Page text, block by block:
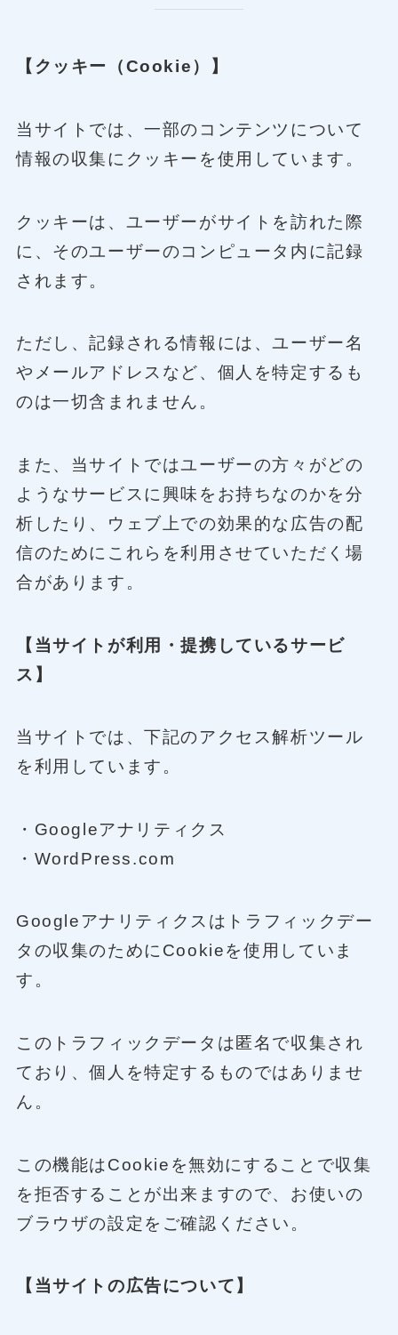
【クッキー（Cookie）】
当サイトでは、一部のコンテンツについて
情報の収集にクッキーを使用しています。
クッキーは、ユーザーがサイトを訪れた際
に、そのユーザーのコンピュータ内に記録
されます。
ただし、記録される情報には、ユーザー名
やメールアドレスなど、個人を特定するも
のは一切含まれません。
また、当サイトではユーザーの方々がどの
ようなサービスに興味をお持ちなのかを分
析したり、ウェブ上での効果的な広告の配
信のためにこれらを利用させていただく場
合があります。
【当サイトが利用・提携しているサービ
ス】
当サイトでは、下記のアクセス解析ツール
を利用しています。
・Googleアナリティクス
・WordPress.com
Googleアナリティクスはトラフィックデー
タの収集のためにCookieを使用していま
す。
このトラフィックデータは匿名で収集され
ており、個人を特定するものではありませ
ん。
この機能はCookieを無効にすることで収集
を拒否することが出来ますので、お使いの
ブラウザの設定をご確認ください。
【当サイトの広告について】